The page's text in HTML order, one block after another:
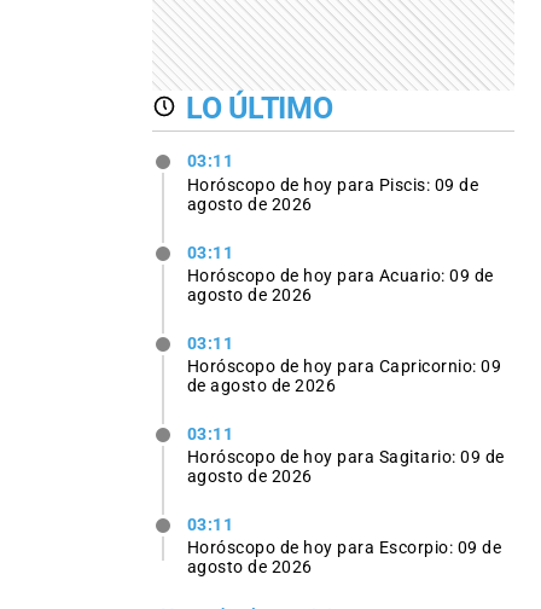
LO ÚLTIMO
03:11
Horóscopo de hoy para Piscis: 09 de
agosto de 2026
03:11
Horóscopo de hoy para Acuario: 09 de
agosto de 2026
03:11
Horóscopo de hoy para Capricornio: 09
de agosto de 2026
03:11
Horóscopo de hoy para Sagitario: 09 de
agosto de 2026
03:11
Horóscopo de hoy para Escorpio: 09 de
agosto de 2026